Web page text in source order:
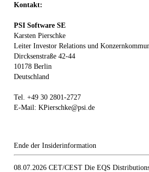
Kontakt:
PSI Software SE
Karsten Pierschke
Leiter Investor Relations und
Dircksenstraße 42-44
10178 Berlin
Deutschland
Tel. +49 30 2801-2727
E-Mail: KPierschke@psi.de
Ende der Insiderinformation
08.07.2026 CET/CEST Die EQS